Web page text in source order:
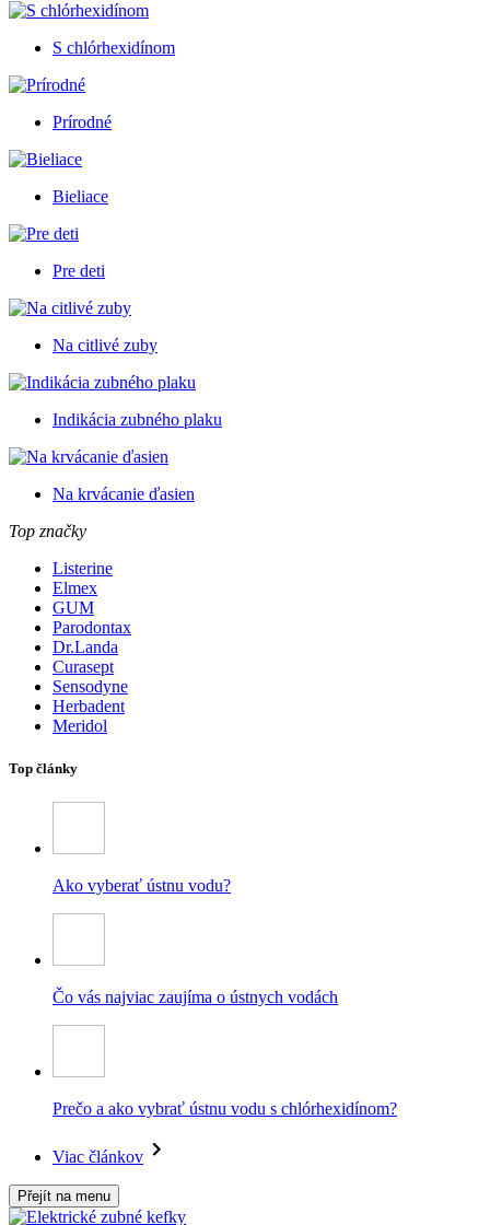
S chlórhexidínom
Prírodné
Bieliace
Pre deti
Na citlivé zuby
Indikácia zubného plaku
Na krvácanie ďasien
Top značky
Listerine
Elmex
GUM
Parodontax
Dr.Landa
Curasept
Sensodyne
Herbadent
Meridol
Top články
Ako vyberať ústnu vodu?
Čo vás najviac zaujíma o ústnych vodách
Prečo a ako vybrať ústnu vodu s chlórhexidínom?
Viac článkov
Přejít na menu